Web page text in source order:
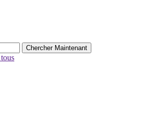
Chercher Maintenant